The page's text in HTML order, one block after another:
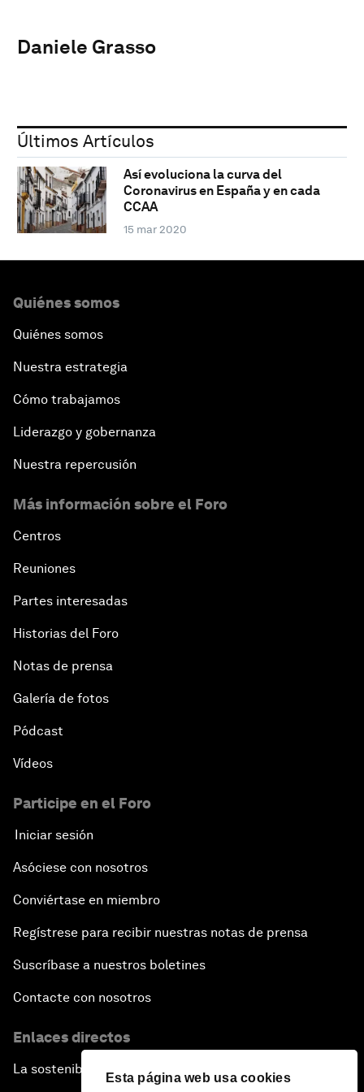
Esta página web usa cookies
Daniele Grasso
Últimos Artículos
Así evoluciona la curva del
Coronavirus en España y en cada
CCAA
15 mar 2020
Quiénes somos
Quiénes somos
Nuestra estrategia
Cómo trabajamos
Liderazgo y gobernanza
Nuestra repercusión
Más información sobre el Foro
Centros
Reuniones
Partes interesadas
Historias del Foro
Notas de prensa
Galería de fotos
Pódcast
Vídeos
Participe en el Foro
Iniciar sesión
Asóciese con nosotros
Conviértase en miembro
Regístrese para recibir nuestras notas de prensa
Suscríbase a nuestros boletines
Contacte con nosotros
Enlaces directos
La sostenibilidad en el Foro